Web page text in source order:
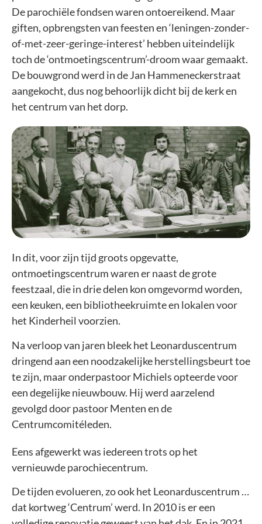
De parochiële fondsen waren ontoereikend. Maar
giften, opbrengsten van feesten en ‘leningen-zonder-
of-met-zeer-geringe-interest’ hebben uiteindelijk
toch de ‘ontmoetingscentrum’-droom waar gemaakt.
De bouwgrond werd in de Jan Hammeneckerstraat
aangekocht, dus nog behoorlijk dicht bij de kerk en
het centrum van het dorp.
In dit, voor zijn tijd groots opgevatte,
ontmoetingscentrum waren er naast de grote
feestzaal, die in drie delen kon omgevormd worden,
een keuken, een bibliotheekruimte en lokalen voor
het Kinderheil voorzien.
Na verloop van jaren bleek het Leonarduscentrum
dringend aan een noodzakelijke herstellingsbeurt toe
te zijn, maar onderpastoor Michiels opteerde voor
een degelijke nieuwbouw. Hij werd aarzelend
gevolgd door pastoor Menten en de
Centrumcomitéleden.
Eens afgewerkt was iedereen trots op het
vernieuwde parochiecentrum.
De tijden evolueren, zo ook het Leonarduscentrum …
dat kortweg ‘Centrum’ werd. In 2010 is er een